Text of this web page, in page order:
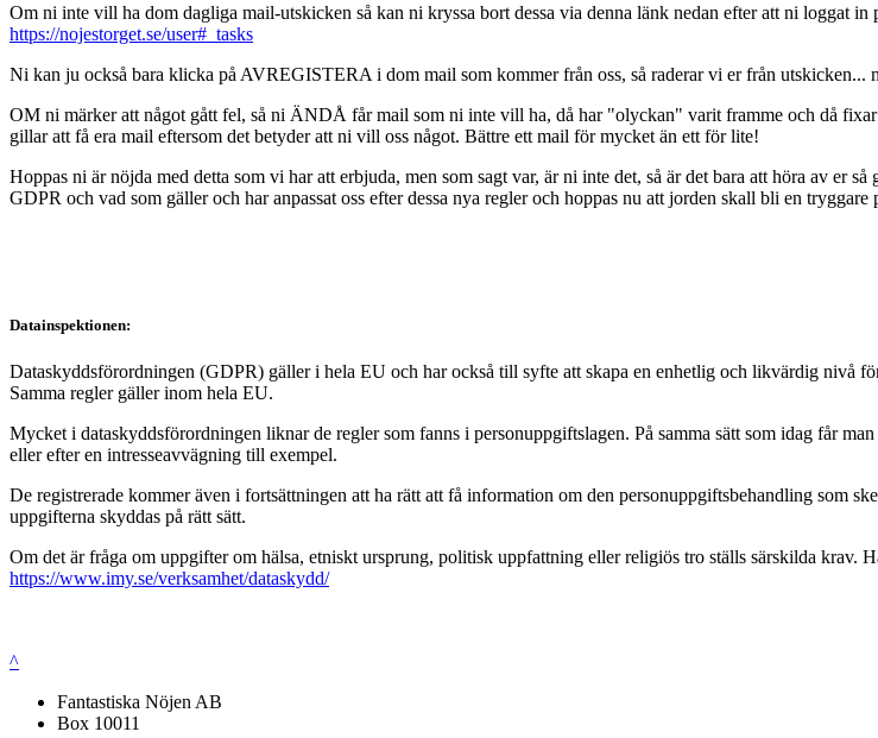
Om ni inte vill ha dom dagliga mail-utskicken så kan ni kryssa bort dessa via denna länk nedan efter att ni loggat in
https://nojestorget.se/user#_tasks
Ni kan ju också bara klicka på AVREGISTERA i dom mail som kommer från oss, så raderar vi er från utskicken...
OM ni märker att något gått fel, så ni ÄNDÅ får mail som ni inte vill ha, då har "olyckan" varit framme och då
gillar att få era mail eftersom det betyder att ni vill oss något. Bättre ett mail för mycket än ett för lite!
Hoppas ni är nöjda med detta som vi har att erbjuda, men som sagt var, är ni inte det, så är det bara att höra av
GDPR och vad som gäller och har anpassat oss efter dessa nya regler och hoppas nu att jorden skall bli en
Datainspektionen:
Dataskyddsförordningen (GDPR) gäller i hela EU och har också till syfte att skapa en enhetlig och likvärdig nivå
Samma regler gäller inom hela EU.
Mycket i dataskyddsförordningen liknar de regler som fanns i personuppgiftslagen. På samma sätt som idag får
eller efter en intresseavvägning till exempel.
De registrerade kommer även i fortsättningen att ha rätt att få information om den personuppgiftsbehandling som
uppgifterna skyddas på rätt sätt.
Om det är fråga om uppgifter om hälsa, etniskt ursprung, politisk uppfattning eller religiös tro ställs särskilda krav.
https://www.imy.se/verksamhet/dataskydd/
^
Fantastiska Nöjen AB
Box 10011